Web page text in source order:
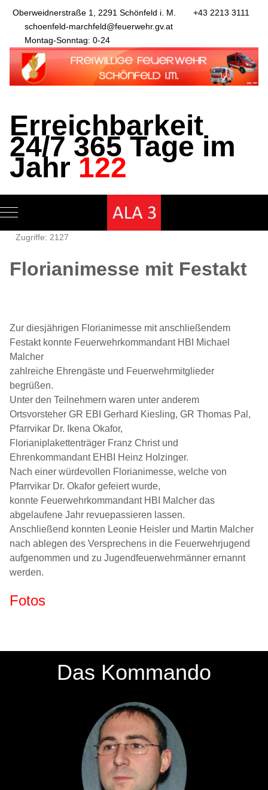
Oberweidnerstraße 1, 2291 Schönfeld i. M.
+43 2213 3111
schoenfeld-marchfeld@feuerwehr.gv.at
Montag-Sonntag: 0-24
Erreichbarkeit
24/7 365 Tage im
Jahr122
Mobile Menu Toggle
Zugriffe: 2127
Florianimesse mit Festakt
Zur diesjährigen Florianimesse mit anschließendem
Festakt konnte Feuerwehrkommandant HBI Michael
Malcher
zahlreiche Ehrengäste und Feuerwehrmitglieder
begrüßen.
Unter den Teilnehmern waren unter anderem
Ortsvorsteher GR EBI Gerhard Kiesling, GR Thomas Pal,
Pfarrvikar Dr. Ikena Okafor,
Florianiplakettenträger Franz Christ und
Ehrenkommandant EHBI Heinz Holzinger.
Nacheiner würdevollen Florianimesse, welche von
Pfarrvikar Dr. Okafor gefeiert wurde,
konnte Feuerwehrkommandant HBI Malcher das
abgelaufene Jahr revuepassieren lassen.
Anschließend konnten Leonie Heisler und Martin Malcher
nach ablegen des Versprechens in die Feuerwehrjugend
aufgenommen und zu Jugendfeuerwehrmänner ernannt
werden.
Fotos
Das Kommando